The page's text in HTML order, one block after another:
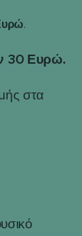
.
30 Ευρώ.
στα